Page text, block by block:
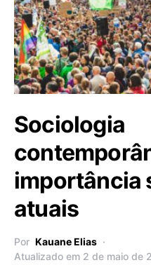
Sociologia
importância
atuais
Por Kauane Elias
Atualizado em 2 de maio de